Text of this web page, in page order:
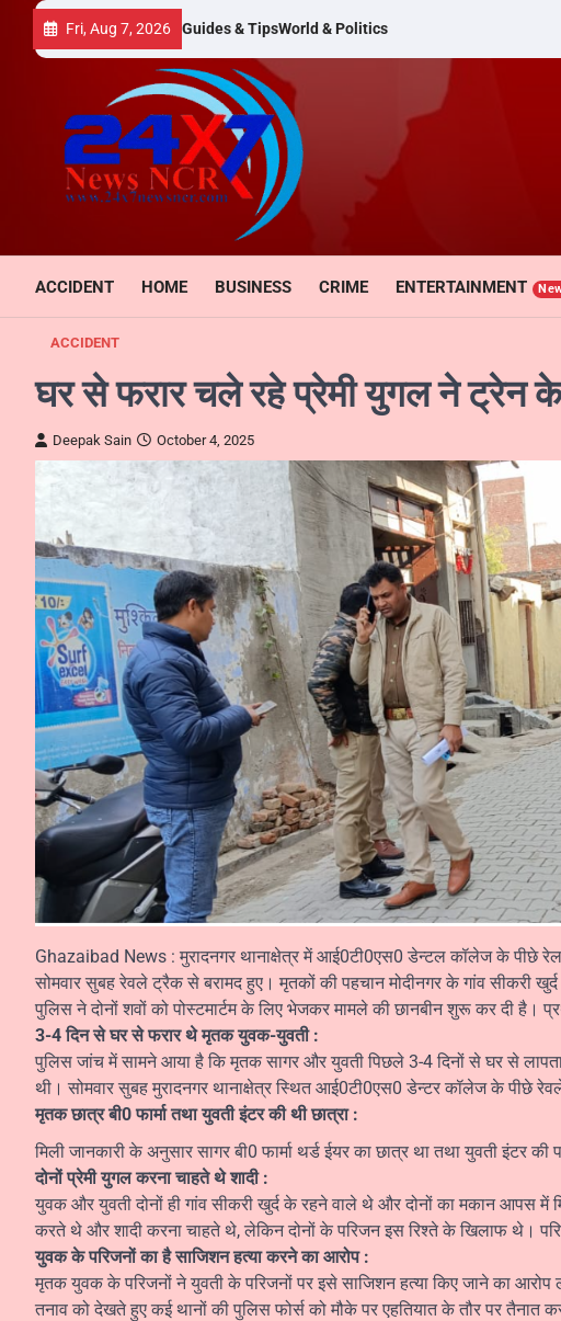
content
Fri, Aug 7, 2026 Guides & TipsWorld & Politics
ACCIDENT HOME BUSINESS CRIME ENTERTAINMENT
ACCIDENT
घर से फरार चले रहे प्रेमी युगल ने ट्रेन
Deepak Sain October 4, 2025
Ghazaibad News : मुरादनगर थानाक्षेत्र में आई0टी0एस0 डेन्टल कॉलेज के पीछे
सोमवार सुबह रेवले ट्रैक से बरामद हुए। मृतकों की पहचान मोदीनगर के गांव सीकरी
पुलिस ने दोनों शवों को पोस्टमार्टम के लिए भेजकर मामले की छानबीन शुरू कर दी है।
3-4 दिन से घर से फरार थे मृतक युवक-युवती :
पुलिस जांच में सामने आया है कि मृतक सागर और युवती पिछले 3-4 दिनों से घर से
थी। सोमवार सुबह मुरादनगर थानाक्षेत्र स्थित आई0टी0एस0 डेन्टर कॉलेज के पीछे
मृतक छात्र बी0 फार्मा तथा युवती इंटर की थी छात्रा :
मिली जानकारी के अनुसार सागर बी0 फार्मा थर्ड ईयर का छात्र था तथा युवती इंटर
दोनों प्रेमी युगल करना चाहते थे शादी :
युवक और युवती दोनों ही गांव सीकरी खुर्द के रहने वाले थे और दोनों का मकान आपस
करते थे और शादी करना चाहते थे, लेकिन दोनों के परिजन इस रिश्ते के खिलाफ थे।
युवक के परिजनों का है साजिशन हत्या करने का आरोप :
मृतक युवक के परिजनों ने युवती के परिजनों पर इसे साजिशन हत्या किए जाने का
तनाव को देखते हुए कई थानों की पुलिस फोर्स को मौके पर एहतियात के तौर पर तैनात